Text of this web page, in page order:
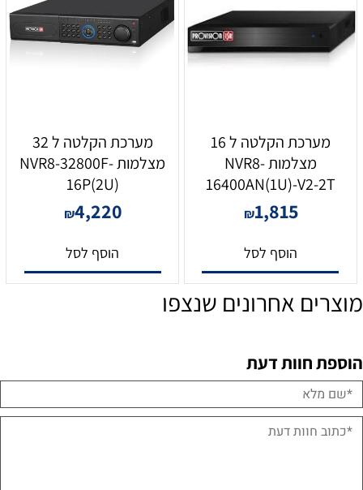
מערכת הקלטה ל 16
מצלמות NVR8-
16400AN(1U)-V2-2T
₪1,815
הוסף לסל
מערכת הקלטה ל 32
מצלמות NVR8-32800F-
16P(2U)
₪4,220
הוסף לסל
מוצרים אחרונים שנצפו
הוספת חוות דעת